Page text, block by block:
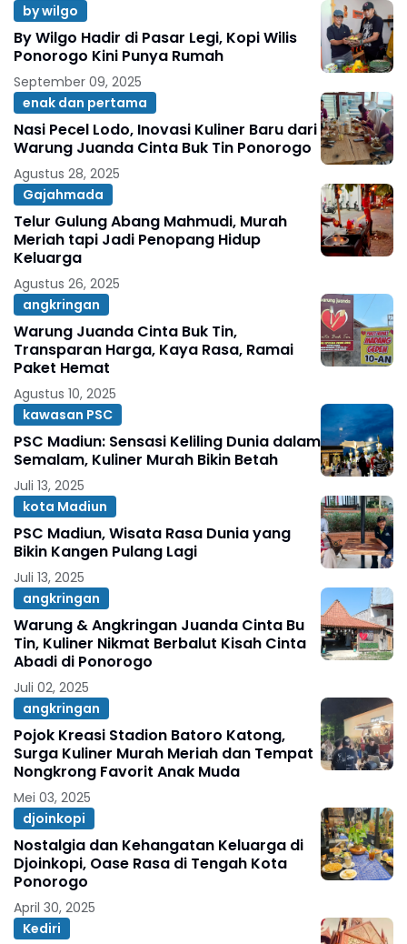
by wilgo
By Wilgo Hadir di Pasar Legi, Kopi Wilis
Ponorogo Kini Punya Rumah
September 09, 2025
enak dan pertama
Nasi Pecel Lodo, Inovasi Kuliner Baru dari
Warung Juanda Cinta Buk Tin Ponorogo
Agustus 28, 2025
Gajahmada
Telur Gulung Abang Mahmudi, Murah
Meriah tapi Jadi Penopang Hidup
Keluarga
Agustus 26, 2025
angkringan
Warung Juanda Cinta Buk Tin,
Transparan Harga, Kaya Rasa, Ramai
Paket Hemat
Agustus 10, 2025
kawasan PSC
PSC Madiun: Sensasi Keliling Dunia dalam
Semalam, Kuliner Murah Bikin Betah
Juli 13, 2025
kota Madiun
PSC Madiun, Wisata Rasa Dunia yang
Bikin Kangen Pulang Lagi
Juli 13, 2025
angkringan
Warung & Angkringan Juanda Cinta Bu
Tin, Kuliner Nikmat Berbalut Kisah Cinta
Abadi di Ponorogo
Juli 02, 2025
angkringan
Pojok Kreasi Stadion Batoro Katong,
Surga Kuliner Murah Meriah dan Tempat
Nongkrong Favorit Anak Muda
Mei 03, 2025
djoinkopi
Nostalgia dan Kehangatan Keluarga di
Djoinkopi, Oase Rasa di Tengah Kota
Ponorogo
April 30, 2025
Kediri